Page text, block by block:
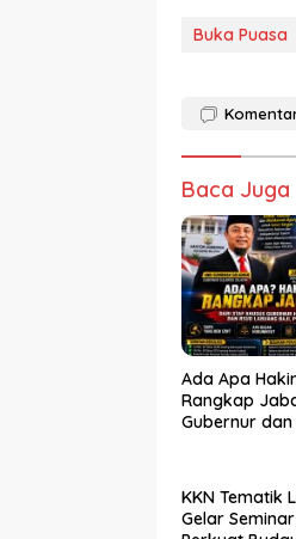
Buka Puasa
Baca Juga
Ada Apa
Rangkap
Gubernur
KKN Tematik
Gelar